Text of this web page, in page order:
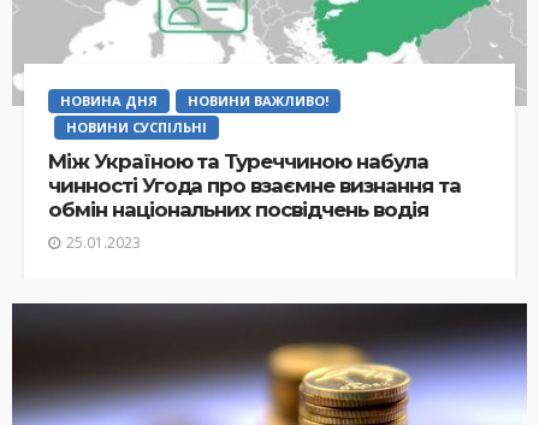
НОВИНА ДНЯ
НОВИНИ ВАЖЛИВО!
НОВИНИ СУСПІЛЬНІ
Між Україною та Туреччиною набула
чинності Угода про взаємне визнання та
обмін національних посвідчень водія
25.01.2023